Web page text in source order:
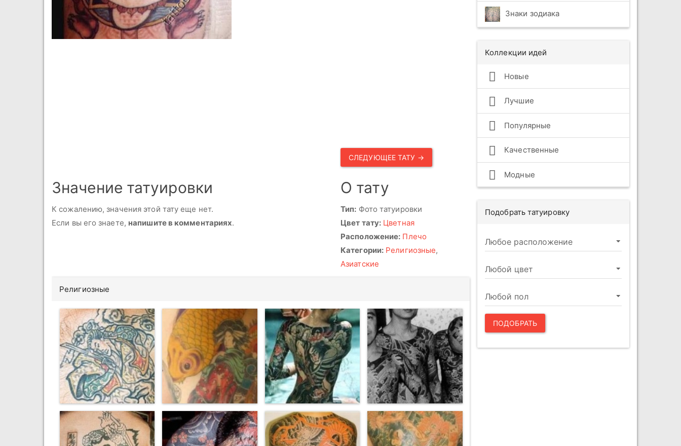
СЛЕДУЮЩЕЕ ТАТУ →
Значение татуировки
К сожалению, значения этой тату еще нет.
Если вы его знаете, напишите в комментариях.
О тату
Тип: Фото татуировки
Цвет тату: Цветная
Расположение: Плечо
Категории: Религиозные,
Азиатские
Религиозные
Знаки зодиака
Коллекции идей
Новые
Лучшие
Популярные
Качественные
Модные
Подобрать татуировку
ПОДОБРАТЬ